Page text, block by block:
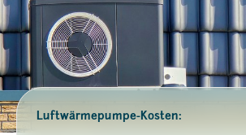
Luftwärmepumpe-Kosten: